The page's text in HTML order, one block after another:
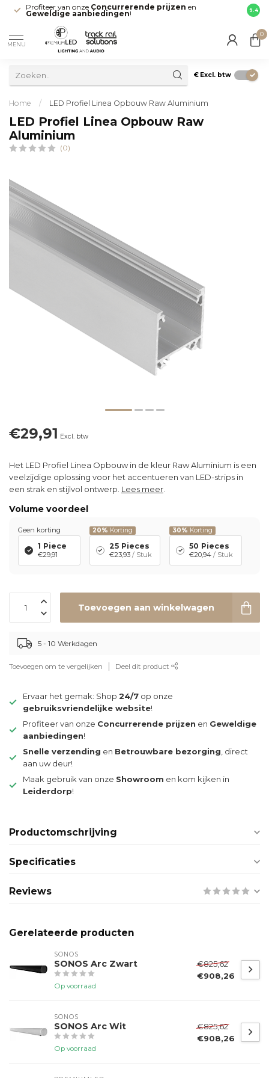
Profiteer van onze Concurrerende prijzen en
Geweldige aanbiedingen! direct
9.4
MENU
0
€ Excl. btw
Home / LED Profiel Linea Opbouw Raw Aluminium
LED Profiel Linea Opbouw Raw
Aluminium
(0)
€29,91 Excl. btw
Het LED Profiel Linea Opbouw in de kleur Raw Aluminium is een
veelzijdige oplossing voor het accentueren van LED-strips in
een strak en stijlvol ontwerp. Lees meer
Volume voordeel
Geen korting
1 Piece
€29,91
20% Korting
25 Pieces
€23,93 / Stuk
30% Korting
50 Pieces
€20,94 / Stuk
Toevoegen aan winkelwagen
5 - 10 Werkdagen
Toevoegen om te vergelijken Deel dit product
Ervaar het gemak: Shop 24/7 op onze
gebruiksvriendelijke website!
Profiteer van onze Concurrerende prijzen en Geweldige
aanbiedingen!
Snelle verzending en Betrouwbare bezorging , direct
aan uw deur!
Maak gebruik van onze Showroom en kom kijken in
Leiderdorp!
Productomschrijving
Specificaties
Reviews
Gerelateerde producten
SONOS
SONOS Arc Zwart
Op voorraad
€825,62
€908,26
SONOS
SONOS Arc Wit
Op voorraad
€825,62
€908,26